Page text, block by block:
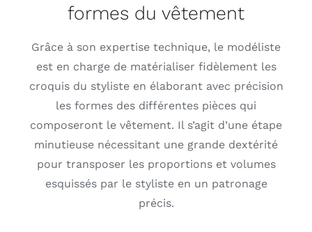
formes du vêtement
Grâce à son expertise technique, le modéliste
est en charge de matérialiser fidèlement les
croquis du styliste en élaborant avec précision
les formes des différentes pièces qui
composeront le vêtement. Il s’agit d’une étape
minutieuse nécessitant une grande dextérité
pour transposer les proportions et volumes
esquissés par le styliste en un patronage
précis.